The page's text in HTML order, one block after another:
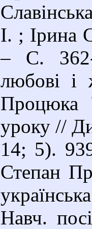
І. ; Ірина
– С.
любові і
Процюка
уроку //
14; 5).
Степан
Навч.